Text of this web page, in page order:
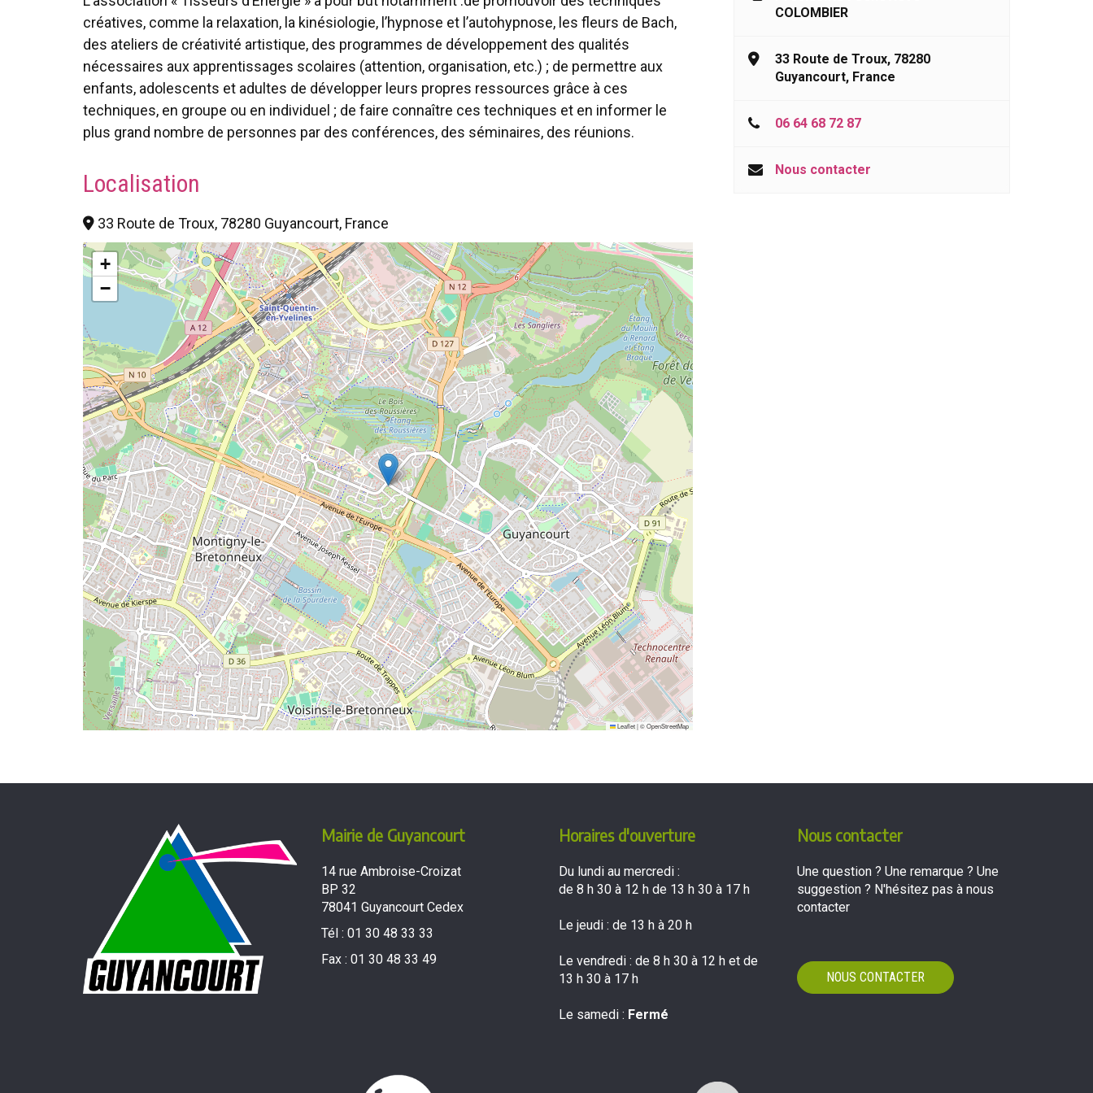
créatives, comme la relaxation, la kinésiologie, l’hypnose et l’autohypnose, les fleurs de Bach,
des ateliers de créativité artistique, des programmes de développement des qualités
nécessaires aux apprentissages scolaires (attention, organisation, etc.) ; de permettre aux
enfants, adolescents et adultes de développer leurs propres ressources grâce à ces
techniques, en groupe ou en individuel ; de faire connaître ces techniques et en informer le
plus grand nombre de personnes par des conférences, des séminaires, des réunions.
Localisation
33 Route de Troux, 78280 Guyancourt, France
+
−
Leaflet|©OpenStreetMap
COLOMBIER
33 Route de Troux, 78280
Guyancourt, France
06 64 68 72 87
Nous contacter
Mairie de Guyancourt
14 rue Ambroise-Croizat
BP 32
78041 Guyancourt Cedex
Tél : 01 30 48 33 33
Fax : 01 30 48 33 49
Horaires d'ouverture
Du lundi au mercredi :
de 8 h 30 à 12 h de 13 h 30 à 17 h
Le jeudi : de 13 h à 20 h
Le vendredi : de 8 h 30 à 12 h et de
13 h 30 à 17 h
Le samedi : Fermé
Nous contacter
Une question ? Une remarque ? Une
suggestion ? N'hésitez pas à nous
contacter
NOUS CONTACTER